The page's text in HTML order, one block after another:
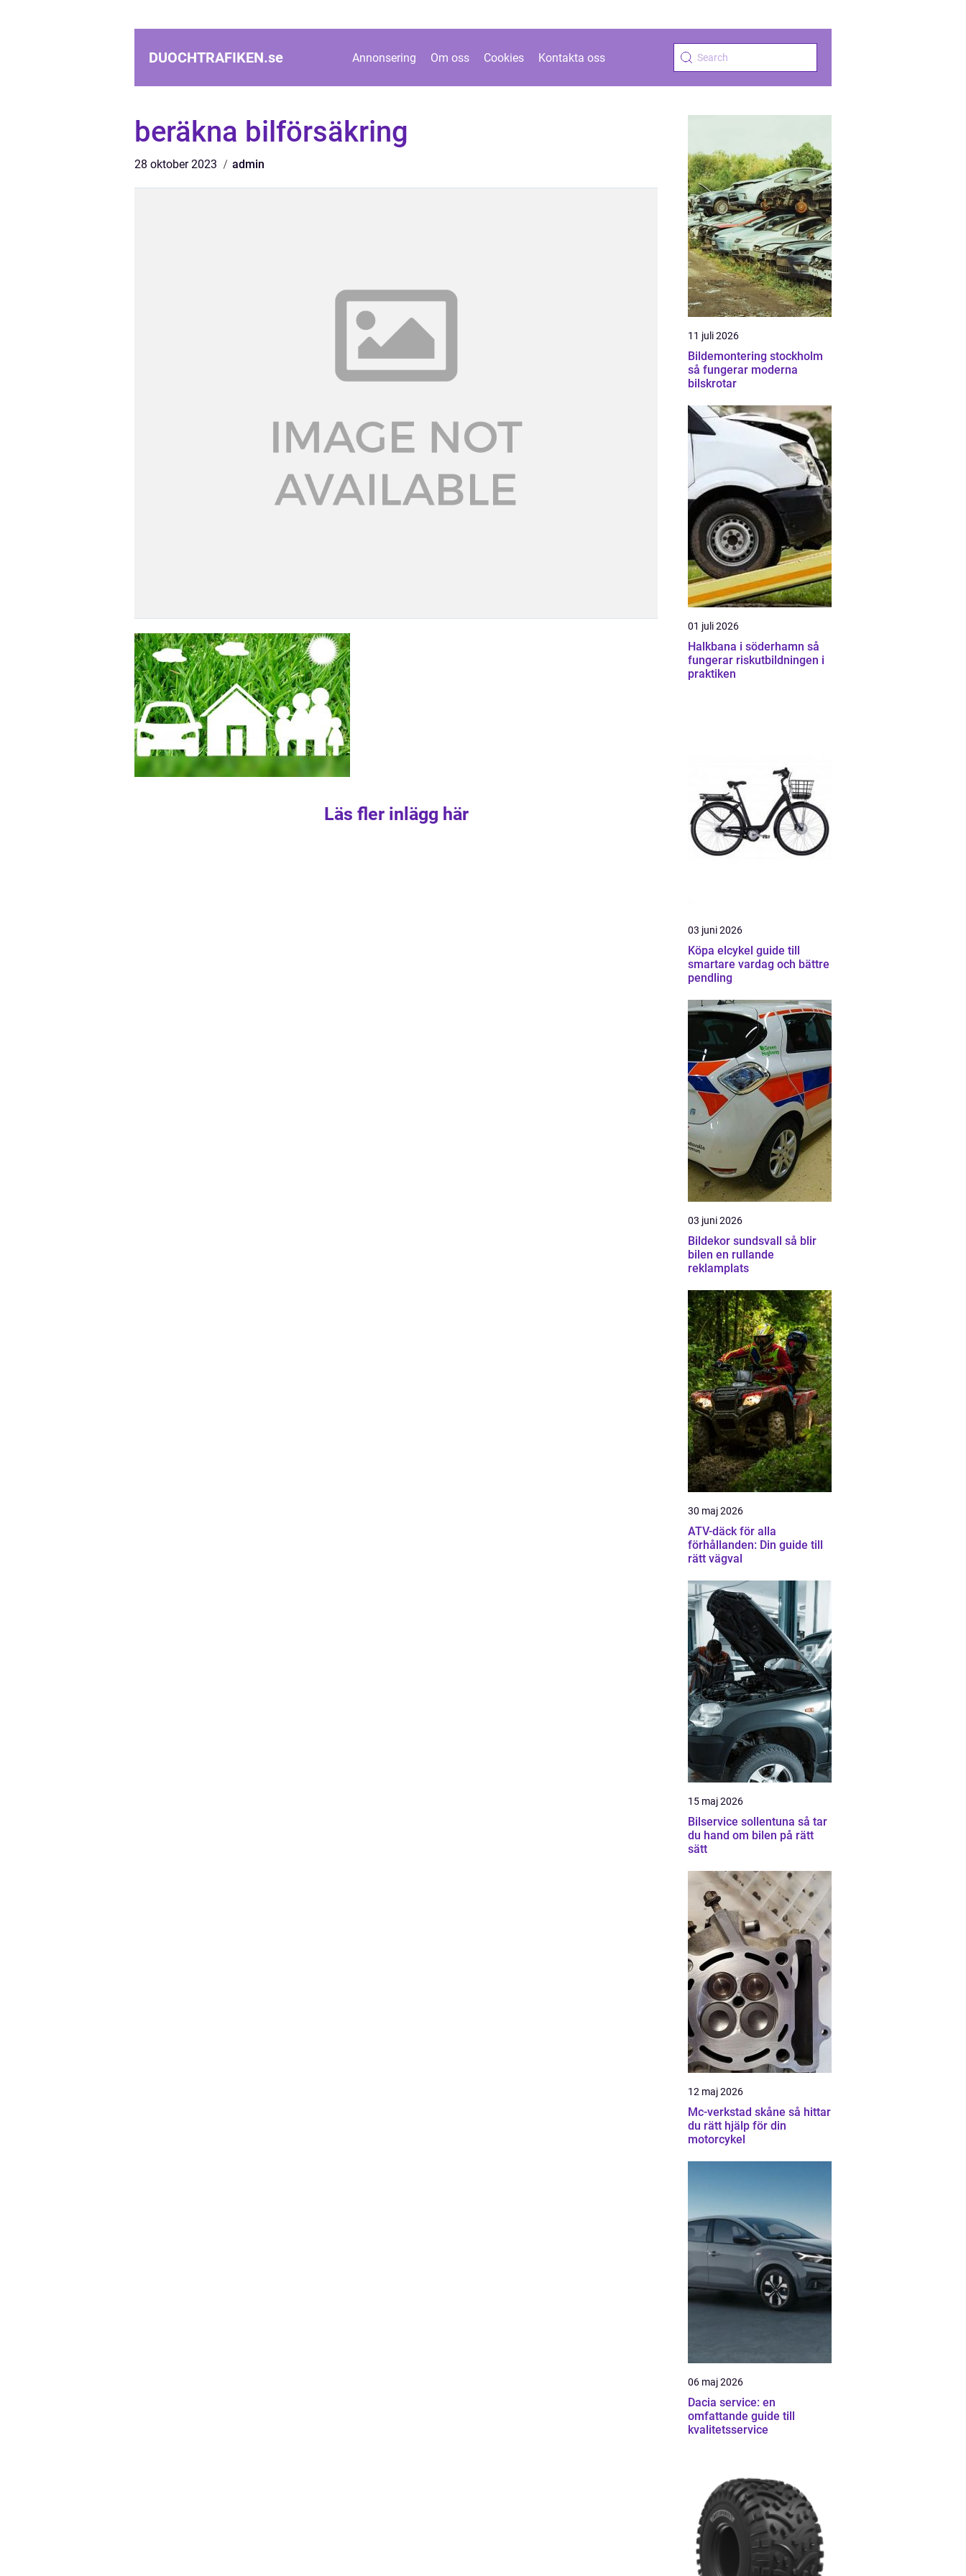
DUOCHTRAFIKEN.se Annonsering Om oss Cookies Kontakta oss
beräkna bilförsäkring
28 oktober 2023 admin
Läs fler inlägg här
11 juli 2026
Bildemontering stockholm
så fungerar moderna
bilskrotar
01 juli 2026
Halkbana i söderhamn så
fungerar riskutbildningen i
praktiken
03 juni 2026
Köpa elcykel guide till
smartare vardag och bättre
pendling
03 juni 2026
Bildekor sundsvall så blir
bilen en rullande
reklamplats
30 maj 2026
ATV-däck för alla
förhållanden: Din guide till
rätt vägval
15 maj 2026
Bilservice sollentuna så tar
du hand om bilen på rätt
sätt
12 maj 2026
Mc-verkstad skåne så hittar
du rätt hjälp för din
motorcykel
06 maj 2026
Dacia service: en
omfattande guide till
kvalitetsservice